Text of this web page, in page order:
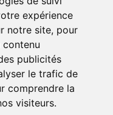
expérience
notre site, pour
publicités
le trafic de
comprendre la
visiteurs.
des technologies
aux informations des
nous permettra de
de navigation ou les ID
ou de retirer son
caractéristiques